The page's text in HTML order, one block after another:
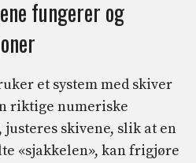
fungerer og
et system med skiver
riktige numeriske
skivene, slik at en
«sjakkelen», kan frigjøre